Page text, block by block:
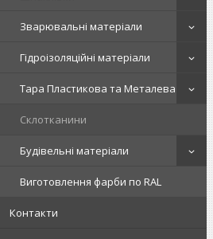
Зварювальні матеріали
Гідроізоляційні матеріали
Тара Пластикова та Металева
Склотканини
Будівельні матеріали
Виготовлення фарби по RAL
Контакти